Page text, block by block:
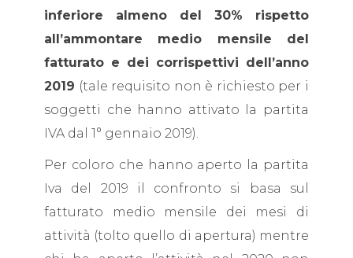
inferiore almeno del 30% rispetto
all’ammontare medio mensile del
fatturato e dei corrispettivi dell’anno
2019 (tale requisito non è richiesto per i
soggetti che hanno attivato la partita
IVA dal 1° gennaio 2019).
Per coloro che hanno aperto la partita
Iva del 2019 il confronto si basa sul
fatturato medio mensile dei mesi di
attività (tolto quello di apertura) mentre